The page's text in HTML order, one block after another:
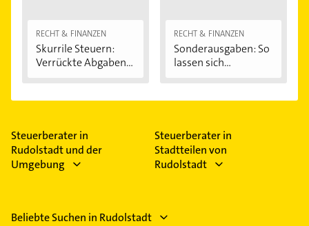
RECHT & FINANZEN
Skurrile Steuern:
Verrückte Abgaben...
RECHT & FINANZEN
Sonderausgaben: So
lassen sich...
Steuerberater in
Rudolstadt und der
Umgebung
Steuerberater in
Stadtteilen von
Rudolstadt
Beliebte Suchen in Rudolstadt